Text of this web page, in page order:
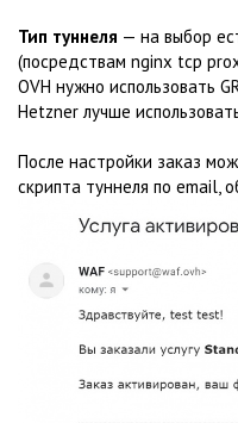
Тип туннеля — на выбор
(посредствам nginx tcp
OVH нужно использовать
Hetzner лучше
После настройки заказ
скрипта туннеля по email,